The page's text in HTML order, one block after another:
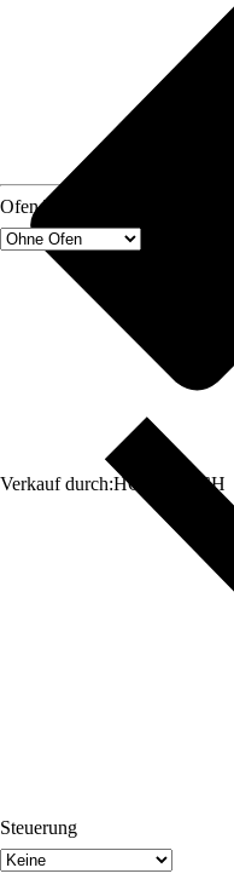
Verkauf durch:HORNBACH
Ofen Typ
Steuerung